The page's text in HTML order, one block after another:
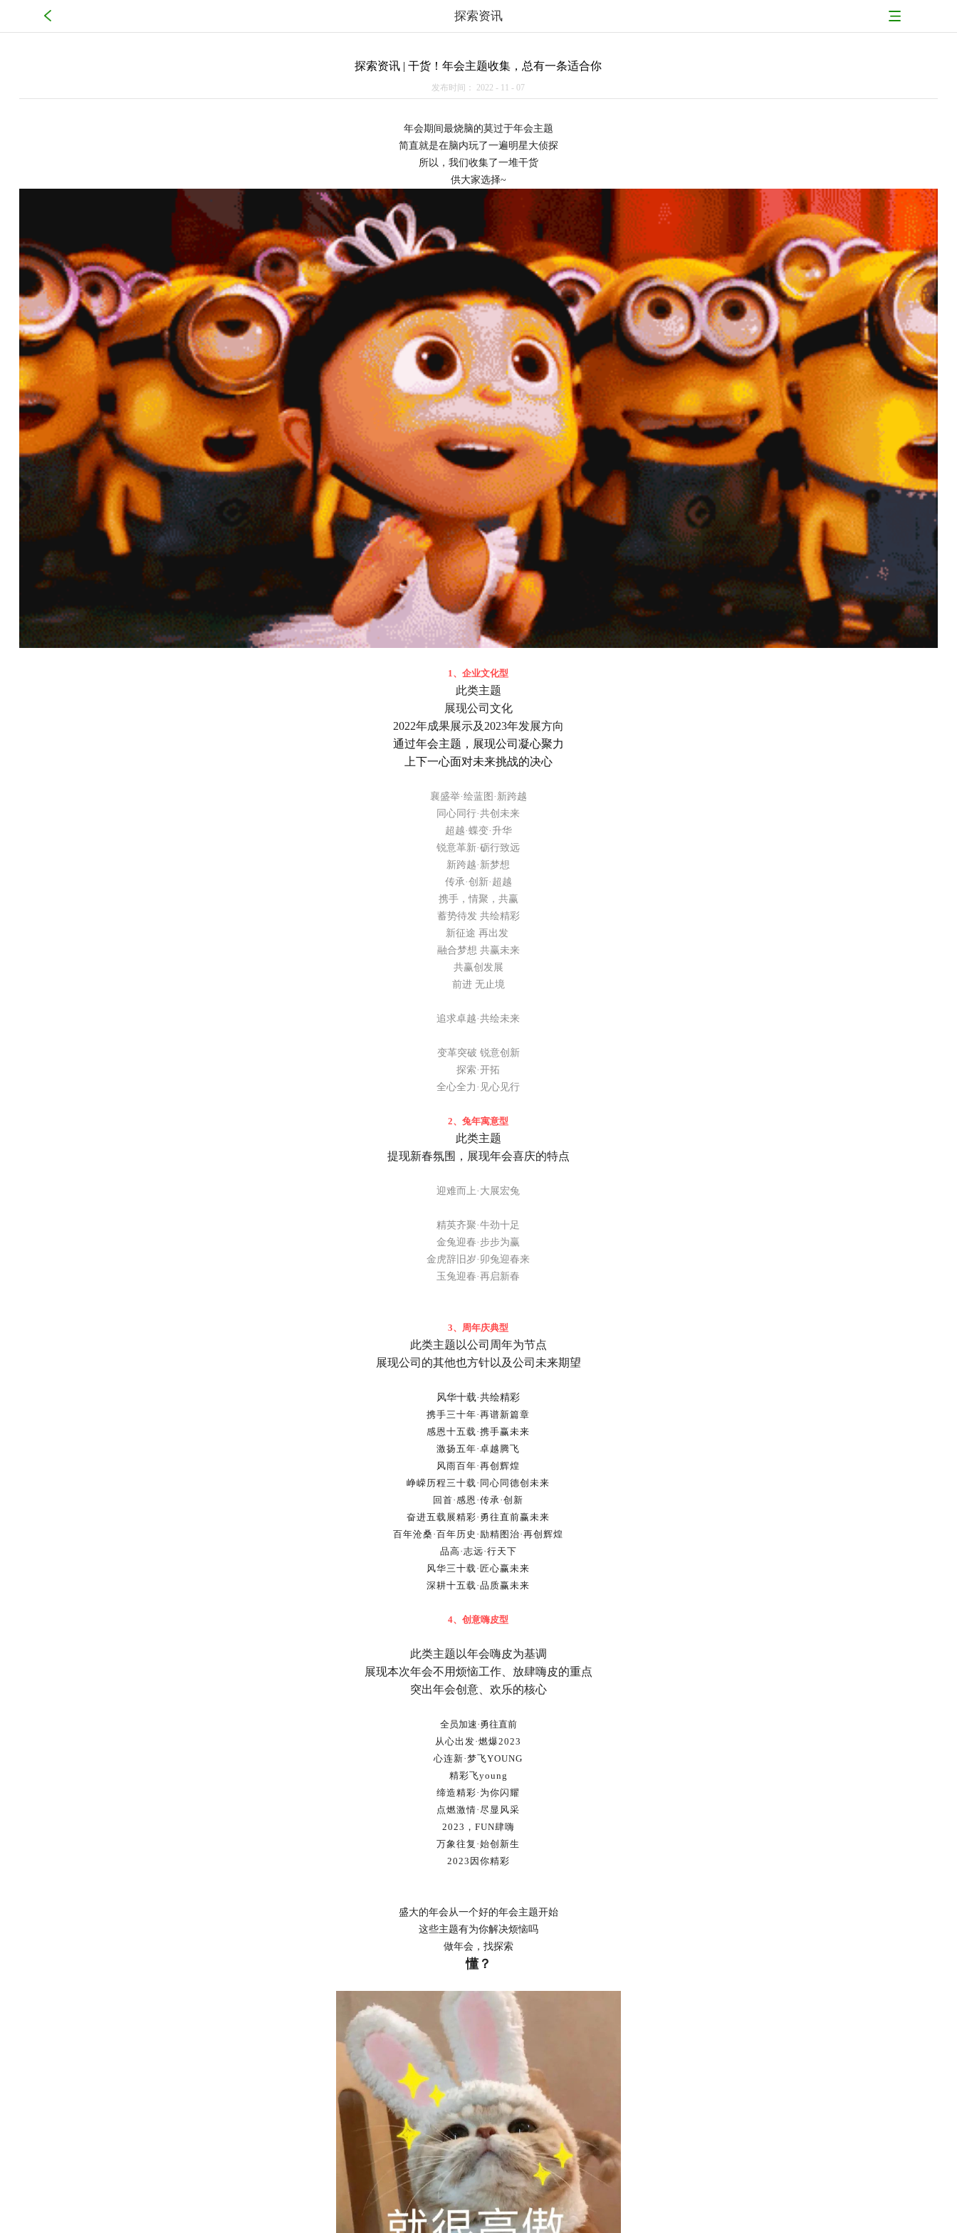
探索资讯
探索资讯 | 干货！年会主题收集，总有一条适合你
发布时间： 2022 - 11 - 07
年会期间最烧脑的莫过于年会主题
简直就是在脑内玩了一遍明星大侦探
所以，我们收集了一堆干货
供大家选择~
1、企业文化型
此类主题
展现公司文化
2022年成果展示及2023年发展方向
通过年会主题，展现公司凝心聚力
上下一心面对未来挑战的决心
襄盛举·绘蓝图·新跨越
同心同行·共创未来
超越·蝶变·升华
锐意革新·砺行致远
新跨越·新梦想
传承·创新·超越
携手，情聚，共赢
蓄势待发 共绘精彩
新征途 再出发
融合梦想 共赢未来
共赢创发展
前进 无止境
追求卓越·共绘未来
变革突破 锐意创新
探索·开拓
全心全力·见心见行
2、兔年寓意型
此类主题
提现新春氛围，展现年会喜庆的特点
迎难而上· 大展宏兔
精英齐聚·牛劲十足
金兔迎春·步步为赢
金虎辞旧岁·卯兔迎春来
玉兔迎春·再启新春
3、 周年庆典型
此类主题 以公司 周年为节点
展现公司的其他也方针以及公司未来期望
风华十载·共绘精彩
携手三十年·再谱新篇章
感恩十五载·携手赢未来
激扬五年·卓越腾飞
风雨百年·再创辉煌
峥嵘历程三十载·同心同德创未来
回首·感恩·传承·创新
奋进五载展精彩·勇往直前赢未来
百年沧桑·百年历史·励精图治·再创辉煌
品高·志远·行天下
风华三十载·匠心赢未来
深耕十五载·品质赢未来
4、创意嗨皮型
此类主题以年会嗨皮为基调
展现本次年会不用烦恼工作、放肆嗨皮的重点
突出年会创意、欢乐的核心
全员加速·勇往直前
从心出发·燃爆2023
心连新·梦飞YOUNG
精彩飞young
缔造精彩·为你闪耀
点燃激情·尽显风采
2023，FUN肆嗨
万象往复·始创新生
2023因你精彩
盛大的年会从一个好的年会主题开始
这些主题有为你解决烦恼吗
做年会，找探索
懂？